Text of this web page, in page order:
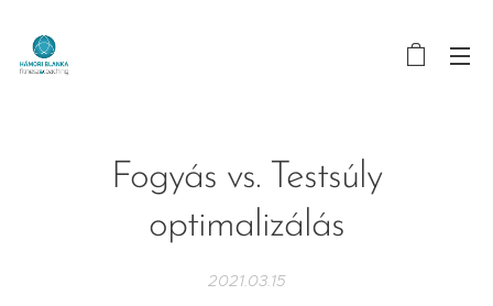
Fogyás vs. Testsúly
optimalizálás
2021.03.15